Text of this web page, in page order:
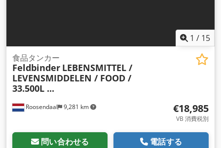
1 / 15
Roosendaal 9,281 km
食品タンカー
Feldbinder LEBENSMITTEL /
LEVENSMIDDELEN / FOOD /
33.500L ...
€18,985
VB 消費税別
問い合わせる 電話する